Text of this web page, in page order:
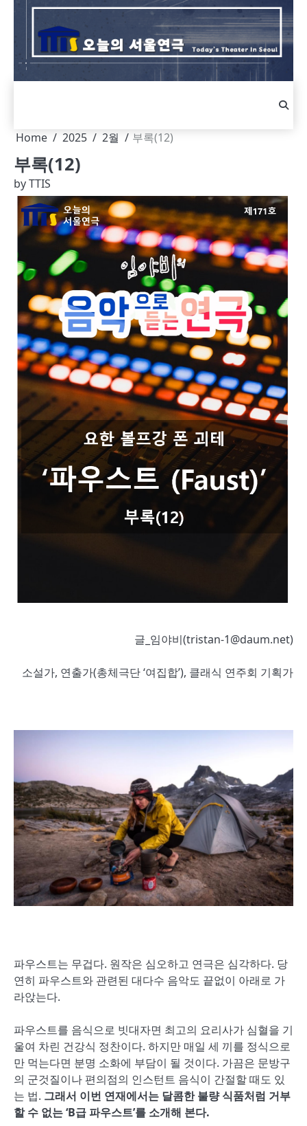
Skip
content
Home 2025 2월 부록(12)
부록(12)
byTTIS
글_임야비(tristan-1@daum.net)
소설가, 연출가(총체극단 ‘여집합’), 클래식 연주회 기획가
파우스트는 무겁다. 원작은 심오하고 연극은 심각하다. 당
연히 파우스트와 관련된 대다수 음악도 끝없이 아래로 가
라앉는다.
파우스트를 음식으로 빗대자면 최고의 요리사가 심혈을 기
울여 차린 건강식 정찬이다. 하지만 매일 세 끼를 정식으로
만 먹는다면 분명 소화에 부담이 될 것이다. 가끔은 문방구
의 군것질이나 편의점의 인스턴트 음식이 간절할 때도 있
는 법. 그래서 이번 연재에서는 달콤한 불량 식품처럼 거부
할 수 없는 ‘B급 파우스트’를 소개해 본다.